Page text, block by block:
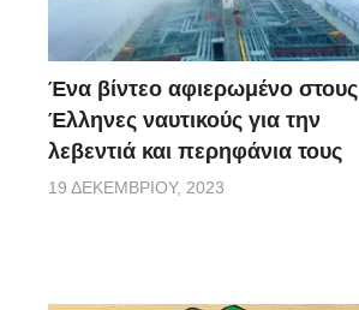
Ένα βίντεο αφιερωμένο στους
Έλληνες ναυτικούς για την
λεβεντιά και περηφάνια τους
19 ΔΕΚΕΜΒΡΊΟΥ, 2023